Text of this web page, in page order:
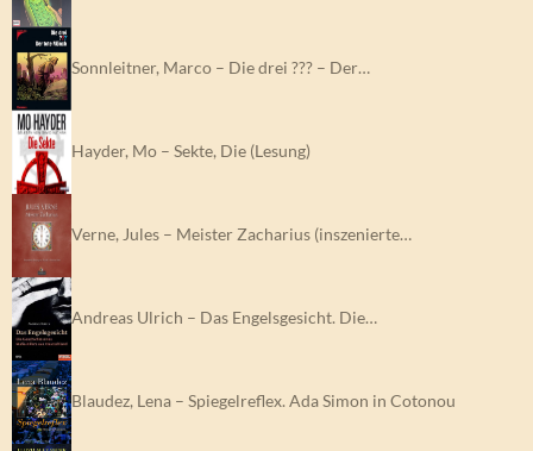
Sonnleitner, Marco – Die drei ??? – Der…
Hayder, Mo – Sekte, Die (Lesung)
Verne, Jules – Meister Zacharius (inszenierte…
Andreas Ulrich – Das Engelsgesicht. Die…
Blaudez, Lena – Spiegelreflex. Ada Simon in Cotonou